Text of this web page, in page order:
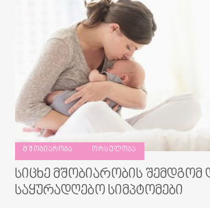
ᲛᲨᲝᲑᲘᲐᲠᲝᲑᲐ ᲝᲠᲡᲣᲚᲝᲑᲐ
სიცხე მშობიარობის შემდგომ
საყურადღებო სიმპტომები